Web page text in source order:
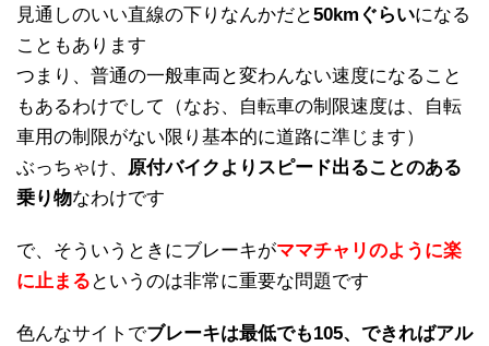
見通しのいい直線の下りなんかだと50kmぐらいになる
こともあります
つまり、普通の一般車両と変わんない速度になること
もあるわけでして（なお、自転車の制限速度は、自転
車用の制限がない限り基本的に道路に準じます）
ぶっちゃけ、 原付バイクよりスピード出ることのある
乗り物なわけです
で、そういうときにブレーキがママチャリのように楽
に止まる というのは非常に重要な問題です
色んなサイトでブレーキは最低でも105、できればアル